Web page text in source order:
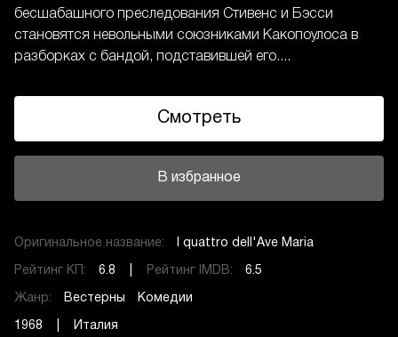
бесшабашного преследования Стивенс и Бэсси
становятся невольными союзниками Какопоулоса в
разборках с бандой, подставившей его....
Смотреть
В избранное
Оригинальное название: I quattro dell'Ave Maria
Рейтинг КП: 6.8 | Рейтинг IMDB: 6.5
Жанр: Вестерны Комедии
1968 | Италия